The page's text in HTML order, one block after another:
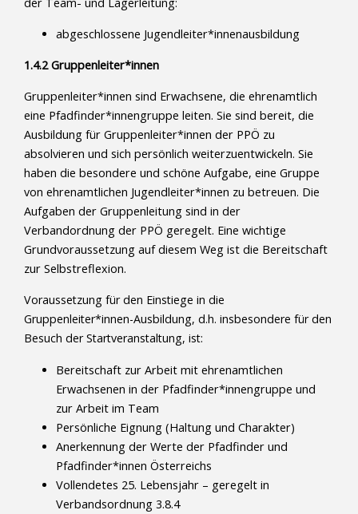
abgeschlossene Jugendleiter*innenausbildung
1.4.2 Gruppenleiter*innen
Gruppenleiter*innen sind Erwachsene, die ehrenamtlich
eine Pfadfinder*innengruppe leiten. Sie sind bereit, die
Ausbildung für Gruppenleiter*innen der PPÖ zu
absolvieren und sich persönlich weiterzuentwickeln. Sie
haben die besondere und schöne Aufgabe, eine Gruppe
von ehrenamtlichen Jugendleiter*innen zu betreuen. Die
Aufgaben der Gruppenleitung sind in der
Verbandordnung der PPÖ geregelt. Eine wichtige
Grundvoraussetzung auf diesem Weg ist die Bereitschaft
zur Selbstreflexion.
Voraussetzung für den Einstiege in die
Gruppenleiter*innen-Ausbildung, d.h. insbesondere für den
Besuch der Startveranstaltung, ist:
Bereitschaft zur Arbeit mit ehrenamtlichen
Erwachsenen in der Pfadfinder*innengruppe und
zur Arbeit im Team
Persönliche Eignung (Haltung und Charakter)
Anerkennung der Werte der Pfadfinder und
Pfadfinder*innen Österreichs
Vollendetes 25. Lebensjahr – geregelt in
Verbandsordnung 3.8.4